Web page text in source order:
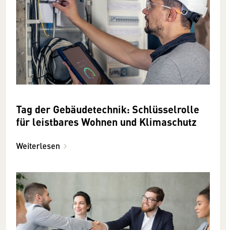
Tag der Gebäudetechnik: Schlüsselrolle
für leistbares Wohnen und Klimaschutz
Weiterlesen